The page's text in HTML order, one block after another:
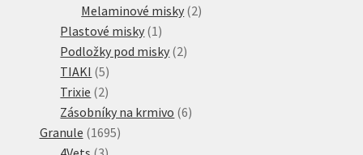
produktů
Melaminové misky 22
Plastové misky 1 1
produkt
Podložky pod misky 22
TIAKI 55
produktů
Trixie 22
produkty
Zásobníky na krmivo 66
Granule 16951695
3